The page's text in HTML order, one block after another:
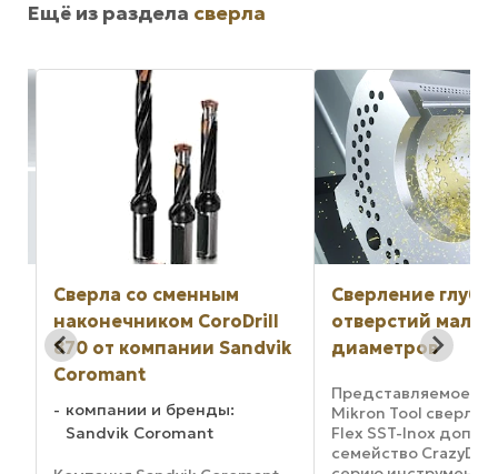
Ещё из раздела сверла
Сверление глубоких
отверстий малых
диаметров
Mikron Tool сверло CrazyDrill
Flex SST-Inox дополняет
Сверлильная
DrillMeister с
геометрией
Корпорация
объявляет о